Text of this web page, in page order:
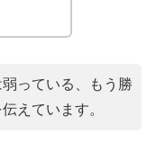
っている、もう勝
えています。